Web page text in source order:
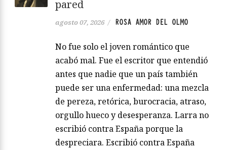
pared
agosto 07, 2026 / ROSA AMOR DEL OLMO
No fue solo el joven romántico que
acabó mal. Fue el escritor que entendió
antes que nadie que un país también
puede ser una enfermedad: una mezcla
de pereza, retórica, burocracia, atraso,
orgullo hueco y desesperanza. Larra no
escribió contra España porque la
despreciara. Escribió contra España